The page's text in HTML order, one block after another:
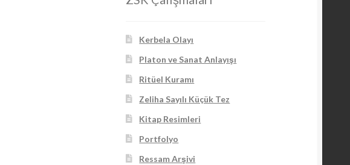
Kerbela Olayı
Platon ve Sanat Anlayışı
Ritüel Kuramı
Zeliha Sayılı Küçük Tez
Kitap Resimleri
Portfolyo
Ressam Arşivi